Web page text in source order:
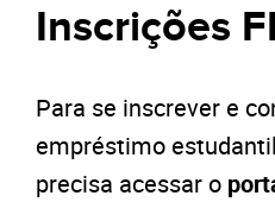
Inscrições
Para se inscrever e
empréstimo
precisa acessar o